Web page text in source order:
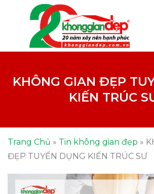
KHÔNG GIAN ĐẸP
KIẾN TRÚC
Trang Chủ » Tin không gian đẹp »
ĐẸP TUYỂN DỤNG KIẾN TRÚC SƯ